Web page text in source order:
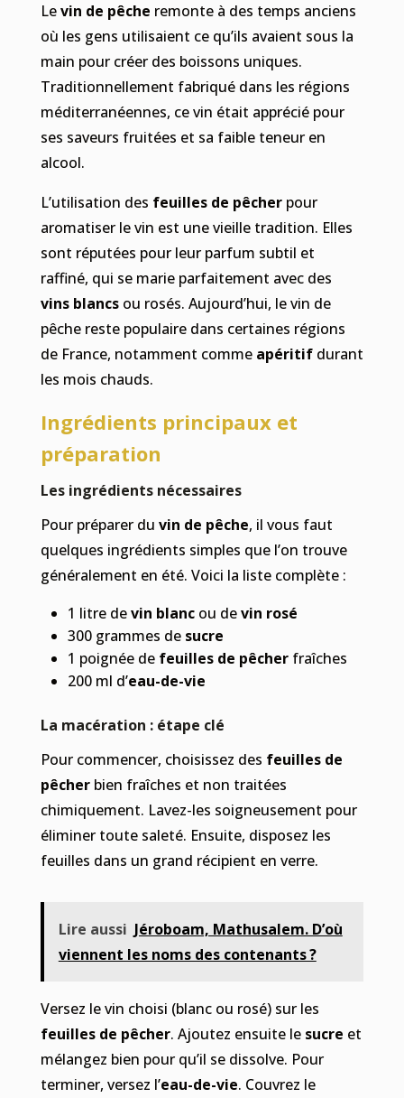
Levin de pêche remonte à des temps anciens
où les gens utilisaient ce qu’ils avaient sous la
main pour créer des boissons uniques.
Traditionnellement fabriqué dans les régions
méditerranéennes, ce vin était apprécié pour
ses saveurs fruitées et sa faible teneur en
alcool.
L’utilisation des feuilles de pêcherpour
aromatiser le vin est une vieille tradition. Elles
sont réputées pour leur parfum subtil et
raffiné, qui se marie parfaitement avec des
vins blancsou rosés. Aujourd’hui, le vin de
pêche reste populaire dans certaines régions
de France, notamment comme apéritifdurant
les mois chauds.
Ingrédients principaux et
préparation
Les ingrédients nécessaires
Pour préparer du vin de pêche, il vous faut
quelques ingrédients simples que l’on trouve
généralement en été. Voici la liste complète :
1 litre devin blancou devin rosé
300 grammes de sucre
1 poignée de feuilles de pêcherfraîches
200 ml d’eau-de-vie
La macération : étape clé
Pour commencer, choisissez des feuilles de
pêcherbien fraîches et non traitées
chimiquement. Lavez-les soigneusement pour
éliminer toute saleté. Ensuite, disposez les
feuilles dans un grand récipient en verre.
Lire aussi Jéroboam, Mathusalem. D’où
viennent les noms des contenants ?
Versez le vin choisi (blanc ou rosé) sur les
feuilles de pêcher. Ajoutez ensuite le sucre et
mélangez bien pour qu’il se dissolve. Pour
terminer, versez l’eau-de-vie. Couvrez le